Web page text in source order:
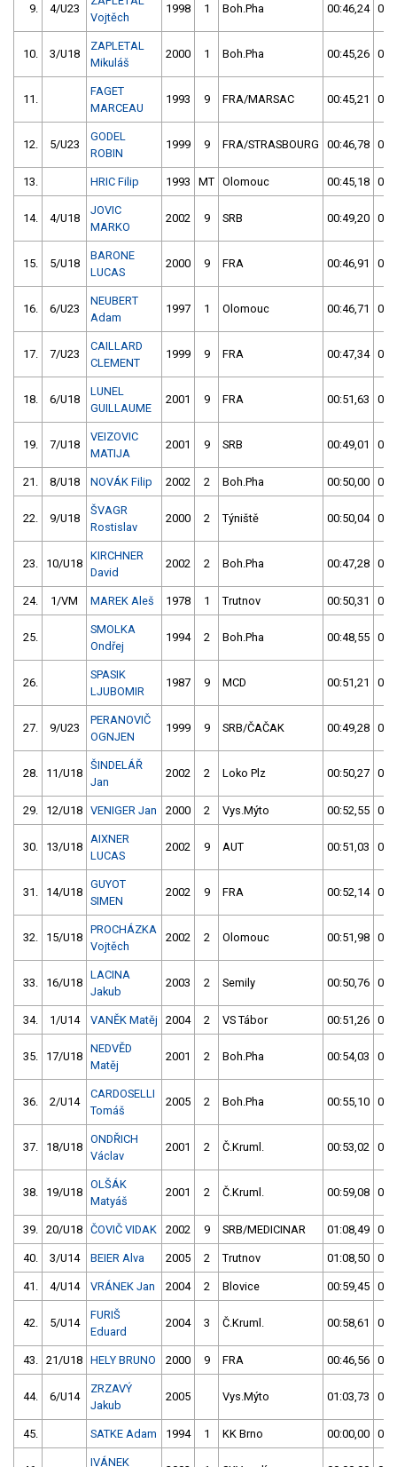
9. 4/U23
Vojtěch
1998 1 Boh.Pha 00:46,24
10. 3/U18
ZAPLETAL
Mikuláš
2000 1 Boh.Pha 00:45,26
11.
FAGET
MARCEAU
1993 9 FRA/MARSAC 00:45,21
12. 5/U23
GODEL
ROBIN
1999 9 FRA/STRASBOURG 00:46,78
13. HRIC Filip 1993 MT Olomouc 00:45,18
14. 4/U18
JOVIC
MARKO
2002 9 SRB 00:49,20
15. 5/U18
BARONE
LUCAS
2000 9 FRA 00:46,91
16. 6/U23
NEUBERT
Adam
1997 1 Olomouc 00:46,71
17. 7/U23
CAILLARD
CLEMENT
1999 9 FRA 00:47,34
18. 6/U18
LUNEL
GUILLAUME
2001 9 FRA 00:51,63
19. 7/U18
VEIZOVIC
MATIJA
2001 9 SRB 00:49,01
21. 8/U18 NOVÁK Filip 2002 2 Boh.Pha 00:50,00
22. 9/U18
ŠVAGR
Rostislav
2000 2 Týniště 00:50,04
23. 10/U18
KIRCHNER
David
2002 2 Boh.Pha 00:47,28
24. 1/VM MAREK Aleš 1978 1 Trutnov 00:50,31
25.
SMOLKA
Ondřej
1994 2 Boh.Pha 00:48,55
26.
SPASIK
LJUBOMIR
1987 9 MCD 00:51,21
27. 9/U23
PERANOVIČ
OGNJEN
1999 9 SRB/ČAČAK 00:49,28
28. 11/U18
ŠINDELÁŘ
Jan
2002 2 Loko Plz 00:50,27
29. 12/U18 VENIGER Jan 2000 2 Vys.Mýto 00:52,55
30. 13/U18
AIXNER
LUCAS
2002 9 AUT 00:51,03
31. 14/U18
GUYOT
SIMEN
2002 9 FRA 00:52,14
32. 15/U18
PROCHÁZKA
Vojtěch
2002 2 Olomouc 00:51,98
33. 16/U18
LACINA
Jakub
2003 2 Semily 00:50,76
34. 1/U14 VANĚK Matěj 2004 2 VS Tábor 00:51,26
35. 17/U18
NEDVĚD
Matěj
2001 2 Boh.Pha 00:54,03
36. 2/U14
CARDOSELLI
Tomáš
2005 2 Boh.Pha 00:55,10
37. 18/U18
ONDŘICH
Václav
2001 2 Č.Kruml. 00:53,02
38. 19/U18
OLŠÁK
Matyáš
2001 2 Č.Kruml. 00:59,08
39. 20/U18 ČOVIČ VIDAK 2002 9 SRB/MEDICINAR 01:08,49
40. 3/U14 BEIER Alva 2005 2 Trutnov 01:08,50
41. 4/U14 VRÁNEK Jan 2004 2 Blovice 00:59,45
42. 5/U14
FURIŠ
Eduard
2004 3 Č.Kruml. 00:58,61
43. 21/U18 HELY BRUNO 2000 9 FRA 00:46,56
44. 6/U14
ZRZAVÝ
Jakub
2005 Vys.Mýto 01:03,73
45. SATKE Adam 1994 1 KK Brno 00:00,00
IVÁNEK